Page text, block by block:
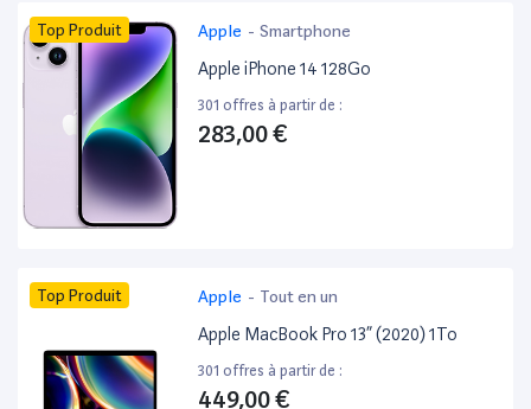
Top Produit Apple - Smartphone
Apple iPhone 14 128Go
301 offres à partir de :
283,00 €
Top Produit Apple - Tout en un
Apple MacBook Pro 13” (2020) 1To
301 offres à partir de :
449,00 €